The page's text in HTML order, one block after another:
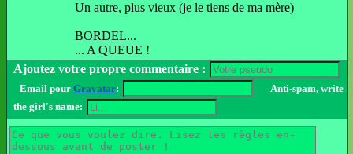
Un autre, plus vieux (je le tiens de ma mère)
BORDEL...
... A QUEUE !
Ajoutez votre propre commentaire :
Email pour Gravatar:
Anti-spam, write
the girl's name: